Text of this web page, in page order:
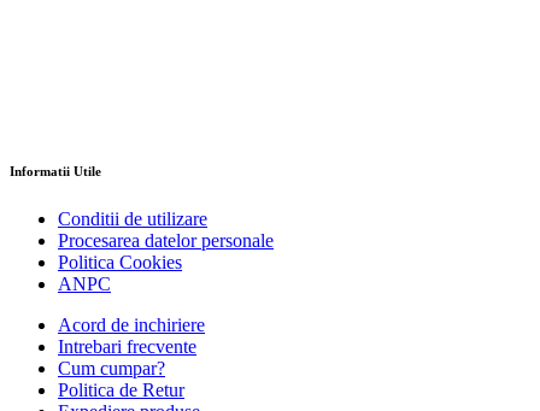
Informatii Utile
Conditii de utilizare
Procesarea datelor personale
Politica Cookies
ANPC
Acord de inchiriere
Intrebari frecvente
Cum cumpar?
Politica de Retur